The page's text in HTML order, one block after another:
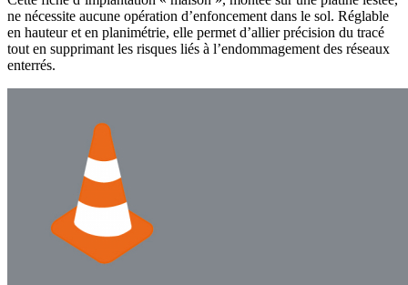
ne nécessite aucune opération d’enfoncement dans le sol. Réglable
en hauteur et en planimétrie, elle permet d’allier précision du tracé
tout en supprimant les risques liés à l’endommagement des réseaux
enterrés.